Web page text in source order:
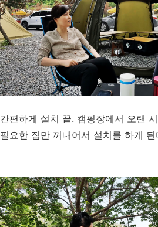
간편하게 설치 끝. 캠핑장에서 오랜
필요한 짐만 꺼내어서 설치를 하게 된